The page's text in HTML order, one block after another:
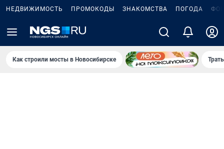
НЕДВИЖИМОСТЬ ПРОМОКОДЫ ЗНАКОМСТВА ПОГОДА
Как строили мосты в Новосибирске